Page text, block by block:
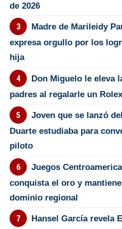
de 2026
Madre de Marileidy
expresa orgullo por los
hija
Don Miguelo le eleva
padres al regalarle un
Joven que se lanzó
Duarte estudiaba para
piloto
Juegos
conquista el oro y
dominio regional
Hansel García revela